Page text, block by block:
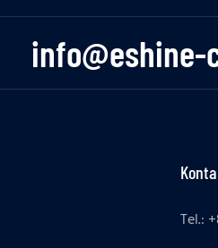
info@eshine-
Tel.: